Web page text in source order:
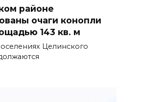
районе
очаги конопли
143 кв. м
Целинского